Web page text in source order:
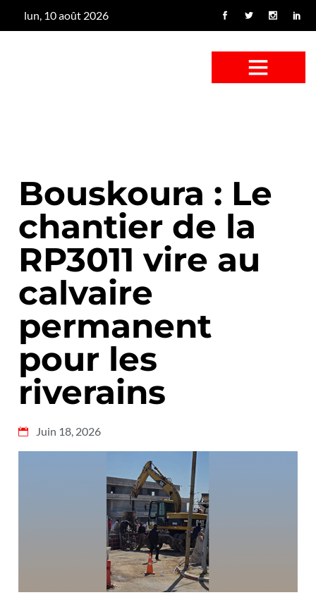
lun, 10 août 2026
Bouskoura : Le
chantier de la
RP3011 vire au
calvaire
permanent
pour les
riverains
Juin 18, 2026